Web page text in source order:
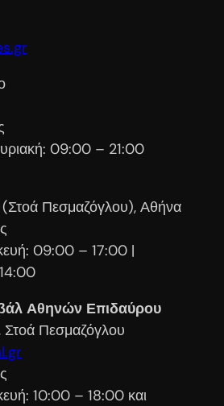
09:00 – 21:00
(Στοά Πεσμαζόγλου), Αθήνα
09:00 – 17:00 |
Αθηνών Επιδαύρου
Στοά Πεσμαζόγλου
10:00 – 18:00 και